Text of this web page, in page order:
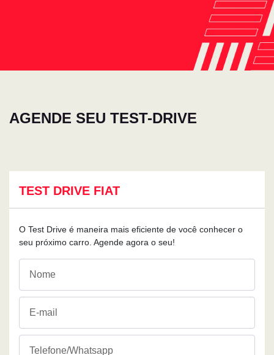
AGENDE SEU TEST-DRIVE
TEST DRIVE FIAT
O Test Drive é maneira mais eficiente de você conhecer o
seu próximo carro. Agende agora o seu!